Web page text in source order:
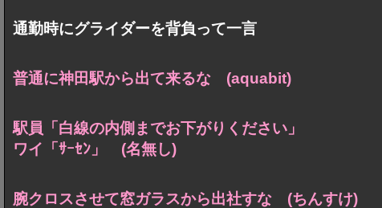
通勤時にグライダーを背負って一言
普通に神田駅から出て来るな (aquabit)
駅員「白線の内側までお下がりください」
ワイ「ｻｰｾﾝ」 (名無し)
腕クロスさせて窓ガラスから出社すな (ちんすけ)